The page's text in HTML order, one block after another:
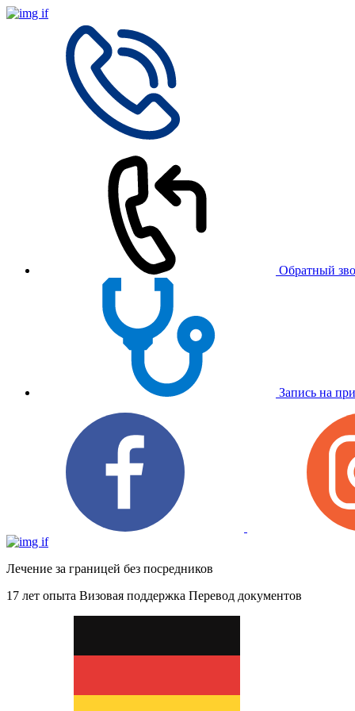
Обратный
Запись на
Лечение за границей без посредников
17 лет опыта Визовая поддержка Перевод документов